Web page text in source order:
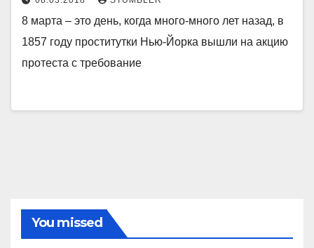
8 марта – это день, когда много-много лет назад, в
1857 году проститутки Нью-Йорка вышли на акцию
протеста с требование
You missed